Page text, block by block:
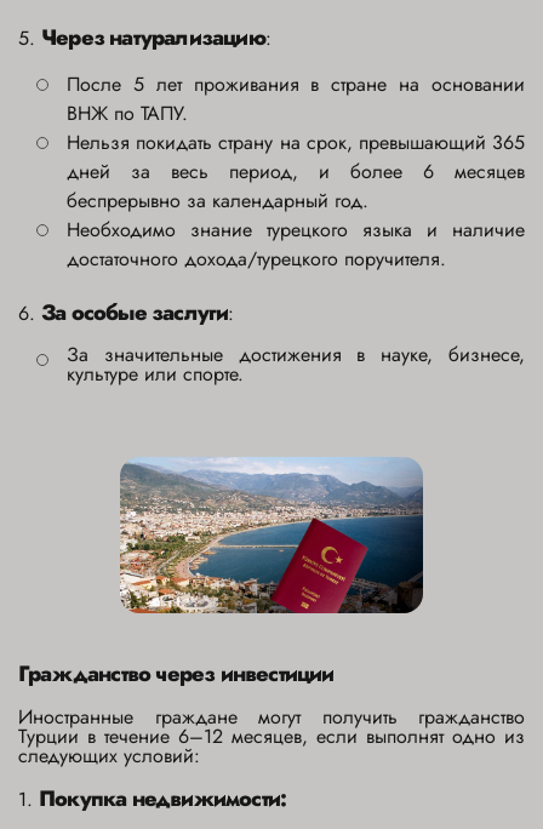
5. Через натурализацию:
После 5 лет проживания в стране на основании
ВНЖ по ТАПУ.
Нельзя покидать страну на срок, превышающий 365
дней за весь период, и более 6 месяцев
беспрерывно за календарный год.
Необходимо знание турецкого языка и наличие
достаточного дохода/турецкого поручителя.
6. За особые заслуги:
За значительные достижения в науке, бизнесе,
культуре или спорте.
Гражданство через инвестиции
Иностранные граждане могут получить гражданство
Турции в течение 6–12 месяцев, если выполнят одно из
следующих условий:
1. Покупка недвижимости: